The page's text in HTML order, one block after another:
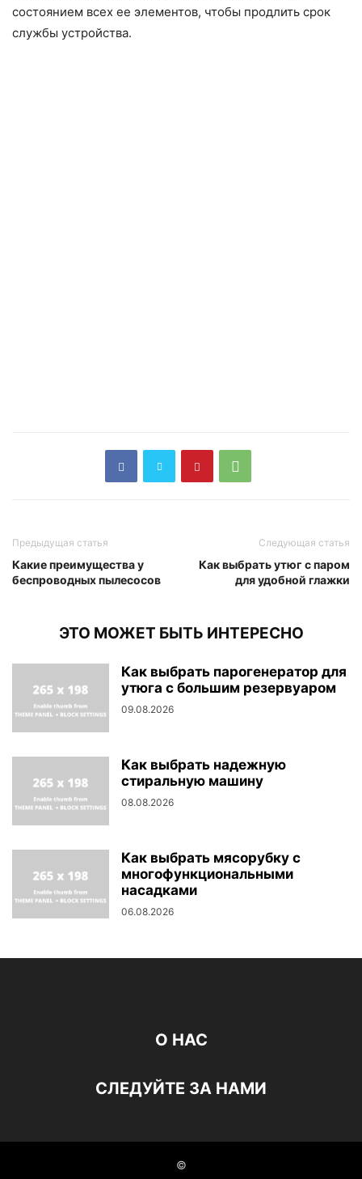
состоянием всех ее элементов, чтобы продлить срок
службы устройства.
Предыдущая статья
Какие преимущества у
беспроводных пылесосов
Следующая статья
Как выбрать утюг с паром
для удобной глажки
ЭТО МОЖЕТ БЫТЬ ИНТЕРЕСНО
Как выбрать парогенератор для
утюга с большим резервуаром
09.08.2026
Как выбрать надежную
стиральную машину
08.08.2026
Как выбрать мясорубку с
многофункциональными
насадками
06.08.2026
О НАС
СЛЕДУЙТЕ ЗА НАМИ
©